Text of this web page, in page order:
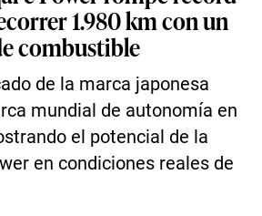
1.980 km con un
combustible
de la marca japonesa
mundial de autonomía en
el potencial de la
en condiciones reales de